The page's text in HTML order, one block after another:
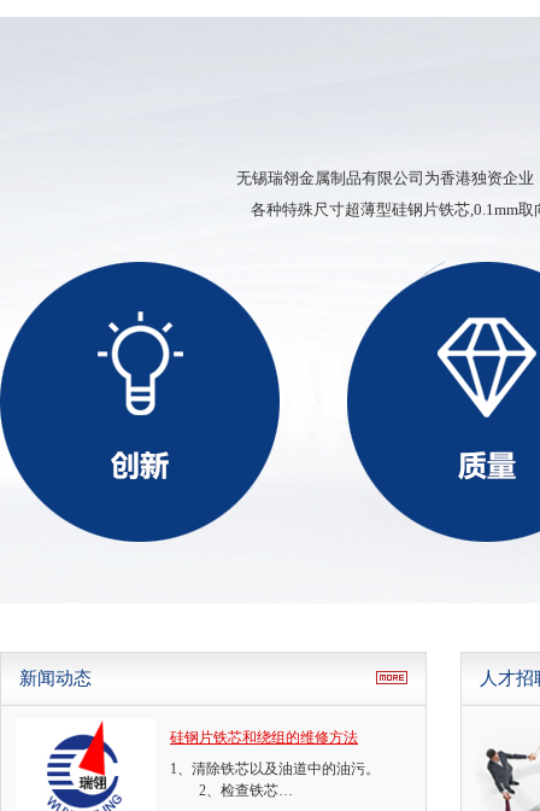
硅钢薄带
ED、XD、SD型铁芯
无锡瑞翎金属制品有限公司为香港独资企
各种特殊尺寸超薄型硅钢片铁芯,0.1mm
新闻动态
硅钢片铁芯和绕组的维修方法
1、清除铁芯以及油道中的油污。
2、检查铁芯…
人才招